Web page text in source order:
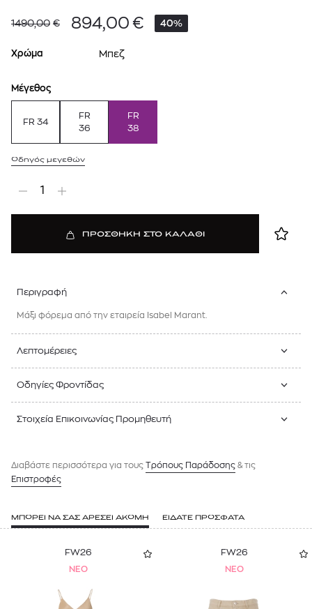
1490,00 € 894,00 € 40%
Χρώμα Μπεζ
Μέγεθος
FR 34
FR
36
FR
38
Οδηγός μεγεθών
1
ΠΡΟΣΘΗΚΗ ΣΤΟ ΚΑΛΑΘΙ
Περιγραφή
Μάξι φόρεμα από την εταιρεία Isabel Marant.
Λεπτομέρειες
Οδηγίες Φροντίδας
Στοιχεία Επικοινωνίας Προμηθευτή
Διαβάστε περισσότερα για τους Tρόπους Παράδοσης & τις
Επιστροφές
ΜΠΟΡΕΙ ΝΑ ΣΑΣ ΑΡΕΣΕΙ ΑΚΟΜΗ ΕΙΔΑΤΕ ΠΡΟΣΦΑΤΑ
FW26
NEO
FW26
NEO